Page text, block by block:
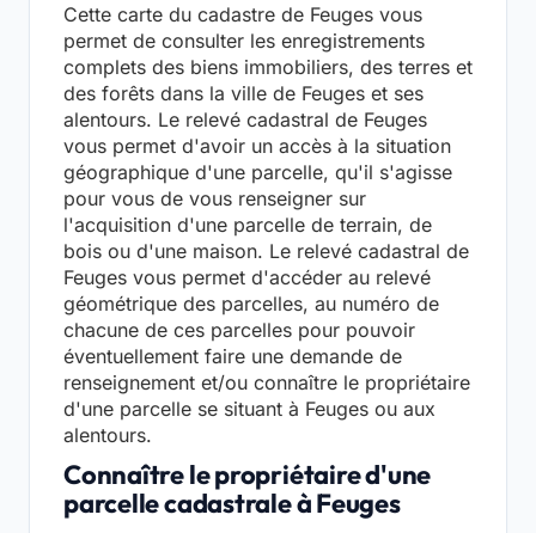
Cette carte du cadastre de Feuges vous
permet de consulter les enregistrements
complets des biens immobiliers, des terres et
des forêts dans la ville de Feuges et ses
alentours. Le relevé cadastral de Feuges
vous permet d'avoir un accès à la situation
géographique d'une parcelle, qu'il s'agisse
pour vous de vous renseigner sur
l'acquisition d'une parcelle de terrain, de
bois ou d'une maison. Le relevé cadastral de
Feuges vous permet d'accéder au relevé
géométrique des parcelles, au numéro de
chacune de ces parcelles pour pouvoir
éventuellement faire une demande de
renseignement et/ou connaître le propriétaire
d'une parcelle se situant à Feuges ou aux
alentours.
Connaître le propriétaire d'une
parcelle cadastrale à Feuges